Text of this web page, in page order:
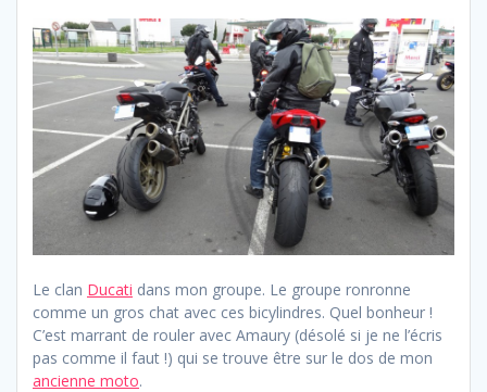
Le clan Ducati dans mon groupe. Le groupe ronronne
comme un gros chat avec ces bicylindres. Quel bonheur !
C’est marrant de rouler avec Amaury (désolé si je ne l’écris
pas comme il faut !) qui se trouve être sur le dos de mon
ancienne moto.